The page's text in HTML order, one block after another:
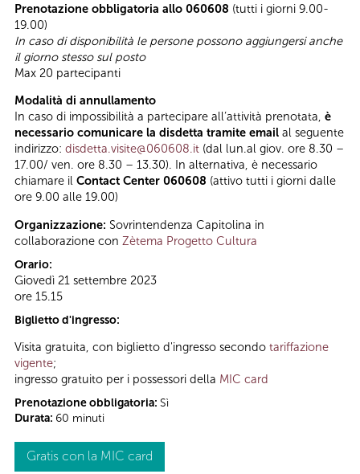
Prenotazione obbligatoria allo 060608 (tutti i giorni 9.00-
19.00)
In caso di disponibilità le persone possono aggiungersi anche
il giorno stesso sul posto
Max 20 partecipanti
Modalità di annullamento
In caso di impossibilità a partecipare all’attività prenotata, è
necessario comunicare la disdetta tramite email al seguente
indirizzo: disdetta.visite@060608.it (dal lun.al giov. ore 8.30 –
17.00/ ven. ore 8.30 – 13.30). In alternativa, è necessario
chiamare il Contact Center 060608 (attivo tutti i giorni dalle
ore 9.00 alle 19.00)
Organizzazione: Sovrintendenza Capitolina in
collaborazione con Zètema Progetto Cultura
Orario:
Giovedì 21 settembre 2023
ore 15.15
Biglietto d'ingresso:
Visita gratuita, con biglietto d'ingresso secondo tariffazione
vigente;
ingresso gratuito per i possessori della MIC card
Prenotazione obbligatoria: Sì
Durata: 60 minuti
Gratis con la MIC card